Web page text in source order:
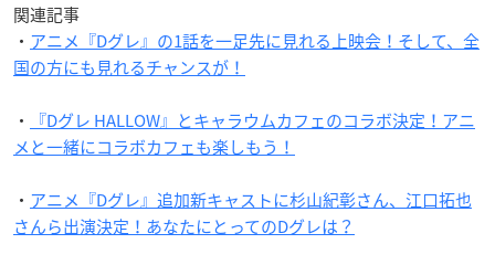
関連記事
・ アニメ『Dグレ』の1話を一足先に見れる上映会！そして、全
国の方にも見れるチャンスが！
・
『Dグレ HALLOW』とキャラウムカフェのコラボ決定！アニ
メと一緒にコラボカフェも楽しもう！
・ アニメ『Dグレ』追加新キャストに杉山紀彰さん、江口拓也
さんら出演決定！あなたにとってのDグレは？